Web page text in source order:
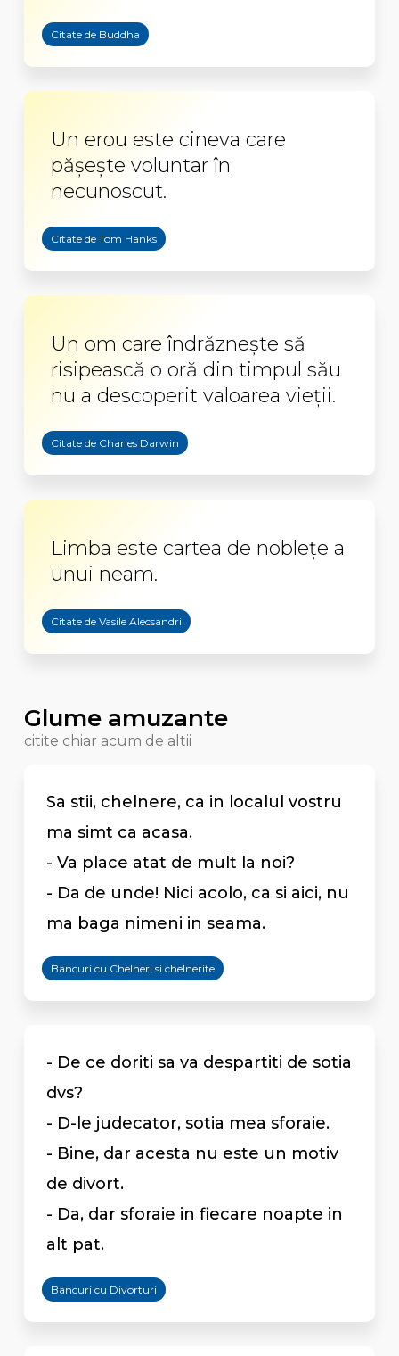
Citate de Buddha
Un erou este cineva care
pășește voluntar în
necunoscut.
Citate de Tom Hanks
Un om care îndrăzneşte să
risipească o oră din timpul său
nu a descoperit valoarea vieţii.
Citate de Charles Darwin
Limba este cartea de nobleţe a
unui neam.
Citate de Vasile Alecsandri
Glume amuzante
citite chiar acum de altii
Sa stii, chelnere, ca in localul vostru
ma simt ca acasa.
- Va place atat de mult la noi?
- Da de unde! Nici acolo, ca si aici, nu
ma baga nimeni in seama.
Bancuri cu Chelneri si chelnerite
- De ce doriti sa va despartiti de sotia
dvs?
- D-le judecator, sotia mea sforaie.
- Bine, dar acesta nu este un motiv
de divort.
- Da, dar sforaie in fiecare noapte in
alt pat.
Bancuri cu Divorturi